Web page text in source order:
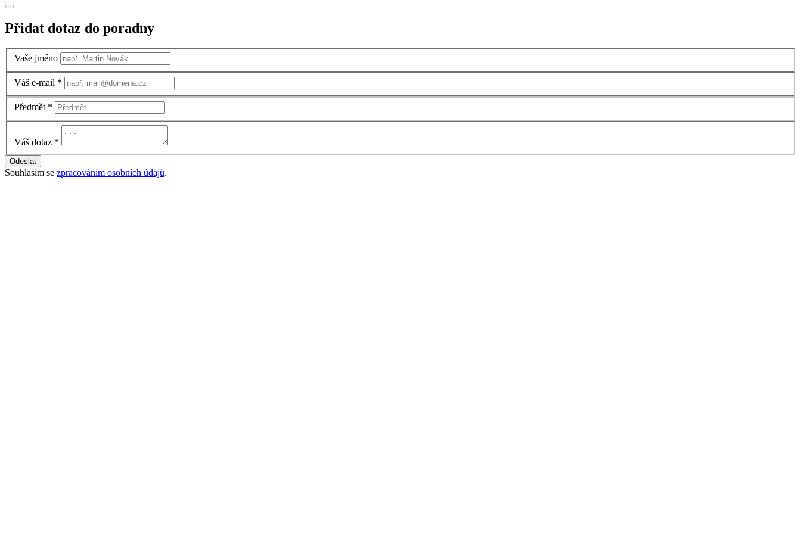
Přidat dotaz do poradny
Vaše jméno
Váš e-mail *
Předmět *
Váš dotaz *
Odeslat
Souhlasím se zpracováním osobních údajů.